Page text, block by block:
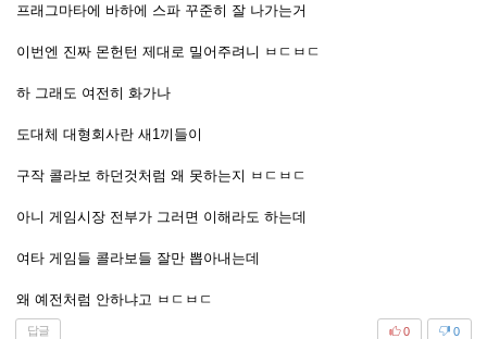
프래그마타에 바하에 스파 꾸준히 잘 나가는거
이번엔 진짜 몬헌턴 제대로 밀어주려니 ㅂㄷㅂㄷ
하 그래도 여전히 화가나
도대체 대형회사란 새1끼들이
구작 콜라보 하던것처럼 왜 못하는지 ㅂㄷㅂㄷ
아니 게임시장 전부가 그러면 이해라도 하는데
여타 게임들 콜라보들 잘만 뽑아내는데
왜 예전처럼 안하냐고 ㅂㄷㅂㄷ
답글 0
0